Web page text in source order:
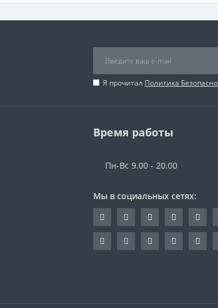
Я прочитал Политика
Время работы
Пн-Вс 9.00 - 20.00
Мы в социальных сетях: